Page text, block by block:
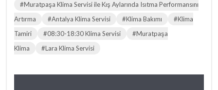
#Muratpaşa Klima Servisi ile Kış Aylarında Isıtma Performansını
Artırma
#Antalya Klima Servisi #Klima Bakımı
#Klima
Tamiri
#08:30-18:30 Klima Servisi
#Muratpaşa
Klima
#Lara Klima Servisi